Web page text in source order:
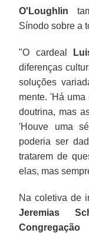
O'Loughlin
Sínodo sobre a
"O cardeal
diferenças
soluções
mente. 'Há
doutrina, mas
'Houve uma
poderia ser
tratarem de
elas, mas
Na coletiva de
Jeremias